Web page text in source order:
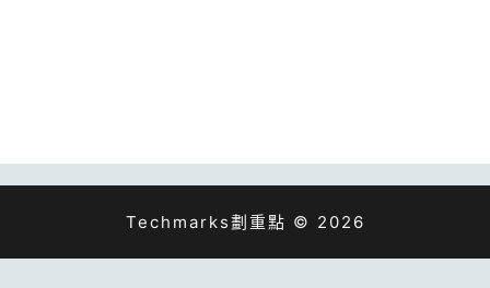
Techmarks劃重點 © 2026